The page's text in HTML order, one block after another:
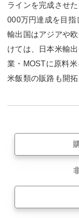
ラインを完成させ
000万円達成を目指
輸出国はアジアや
けては、日本米輸
業・MOSTに原料
米飯類の販路も開拓